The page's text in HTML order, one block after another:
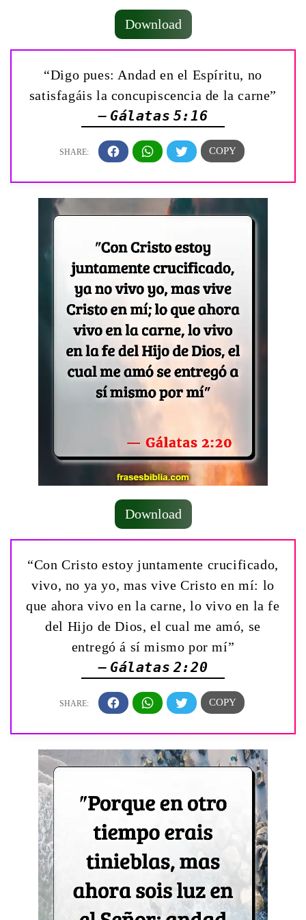
Download
“Digo pues: Andad en el Espíritu, no
satisfagáis la concupiscencia de la carne”
— Gálatas 5:16
Download
“Con Cristo estoy juntamente crucificado,
vivo, no ya yo, mas vive Cristo en mí: lo
que ahora vivo en la carne, lo vivo en la fe
del Hijo de Dios, el cual me amó, se
entregó á sí mismo por mí”
— Gálatas 2:20